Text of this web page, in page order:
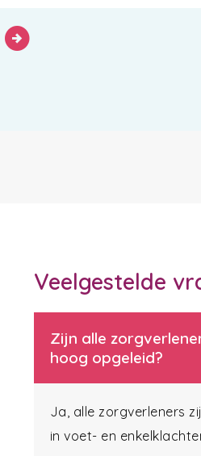
arrow_circle_right
Veelgestelde
Zijn alle
hoog opgeleid?
Ja, alle zorgverleners
in voet- en